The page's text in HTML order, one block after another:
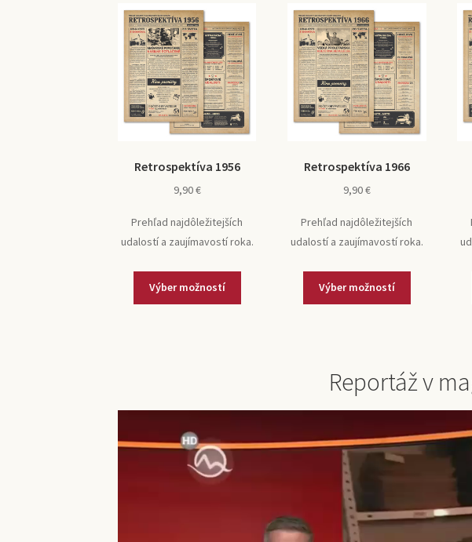
Retrospektíva 1956
9,90€
Prehľad najdôležitejších
udalostí a zaujímavostí roka.
Výber možností
Retrospektíva 1966
9,90€
Prehľad najdôležitejších
udalostí a zaujímavostí roka.
Výber možností
Reportáž v